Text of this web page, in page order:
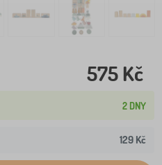
575 Kč
2 DNY
129 Kč